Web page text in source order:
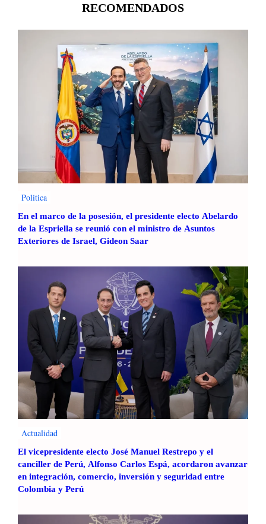
RECOMENDADOS
Politica
En el marco de la posesión, el presidente electo Abelardo
de la Espriella se reunió con el ministro de Asuntos
Exteriores de Israel, Gideon Saar
Actualidad
El vicepresidente electo José Manuel Restrepo y el
canciller de Perú, Alfonso Carlos Espá, acordaron avanzar
en integración, comercio, inversión y seguridad entre
Colombia y Perú